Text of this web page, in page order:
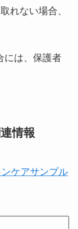
れない場合、
には、保護者
情報
ケアサンプル